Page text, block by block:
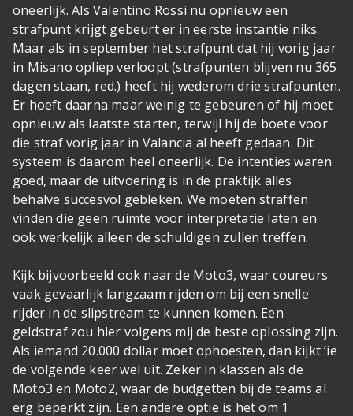
oneerlijk. Als Valentino Rossi nu opnieuw een
strafpunt krijgt gebeurt er in eerste instantie niks.
Maar als in september het strafpunt dat hij vorig jaar
in Misano opliep verloopt (strafpunten blijven nu 365
dagen staan, red.) heeft hij wederom drie strafpunten.
Er hoeft daarna maar weinig te gebeuren of hij moet
opnieuw als laatste starten, terwijl hij de boete voor
die straf vorig jaar in Valancia al heeft gedaan. Dit
systeem is daarom heel oneerlijk. De intenties waren
goed, maar de uitvoering is in de praktijk alles
behalve succesvol gebleken. We moeten straffen
vinden die geen ruimte voor interpretatie laten en
ook werkelijk alleen de schuldigen zullen treffen.
Kijk bijvoorbeeld ook naar de Moto3, waar coureurs
vaak gevaarlijk langzaam rijden om bij een snelle
rijder in de slipstream te kunnen komen. Een
geldstraf zou hier volgens mij de beste oplossing zijn.
Als iemand 20.000 dollar moet ophoesten, dan kijkt ‘ie
de volgende keer wel uit. Zeker in klassen als de
Moto3 en Moto2, waar de budgetten bij de teams al
erg beperkt zijn. Een andere optie is het om 1